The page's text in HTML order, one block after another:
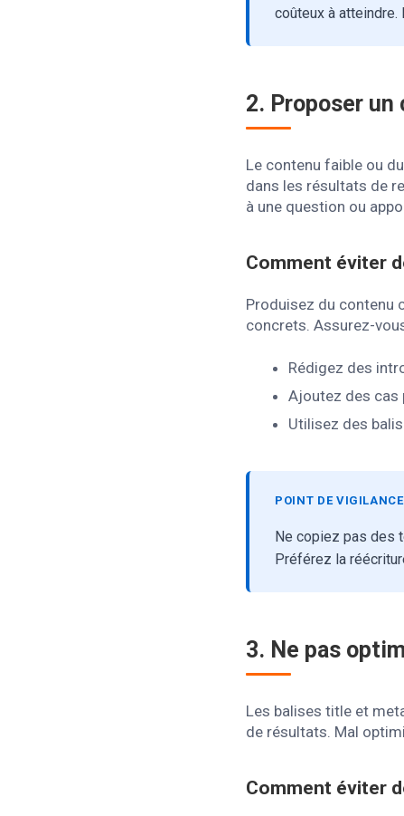
coûteux à
2. Proposer
Le contenu faible ou
dans les résultats de
à une question ou
Comment éviter
Produisez du contenu
concrets. Assurez-
Rédigez des
Ajoutez des cas
Utilisez des
POINT DE VIGILANCE
Ne copiez pas des
Préférez la
3. Ne pas
Les balises title et
de résultats. Mal
Comment éviter